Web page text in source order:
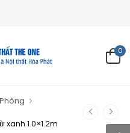
0
xanh 1.0×1.2m